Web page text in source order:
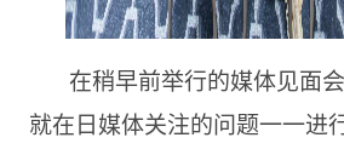
在稍早前举行的媒体见面
就在日媒体关注的问题一一进